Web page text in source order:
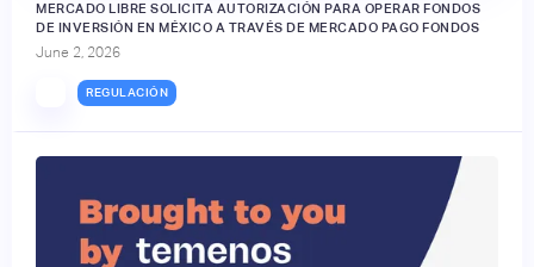
MERCADO LIBRE SOLICITA AUTORIZACIÓN PARA OPERAR FONDOS
DE INVERSIÓN EN MÉXICO A TRAVÉS DE MERCADO PAGO FONDOS
June 2, 2026
REGULACIÓN